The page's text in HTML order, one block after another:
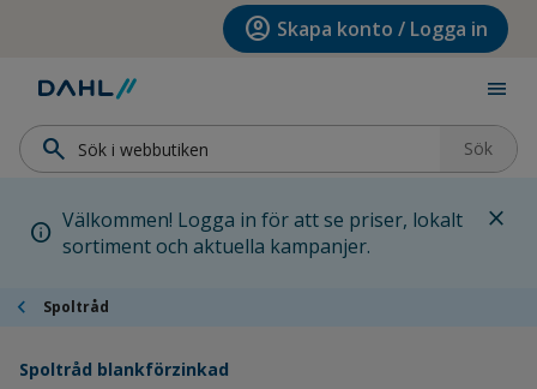
Hoppa till huvudinnehållet account_circle Skapa konto / Logga in
menu
search Sök
info Välkommen! Logga in för att se priser, lokalt
sortiment och aktuella kampanjer.
close
chevron_left Spoltråd
Spoltråd blankförzinkad